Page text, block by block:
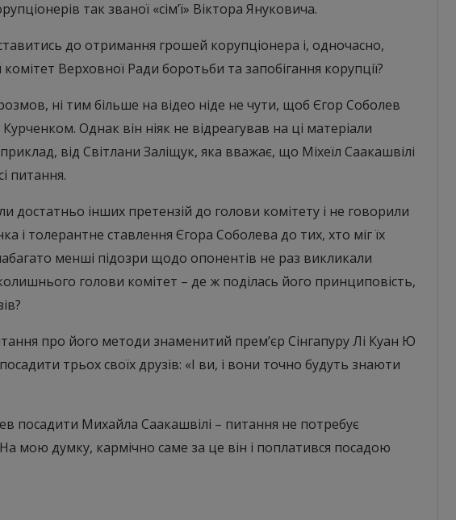
так званої «сім’ї» Віктора Януковича.
до отримання грошей корупціонера і, одночасно,
Верховної Ради боротьби та запобігання корупції?
ні тим більше на відео ніде не чути, щоб Єгор Соболев
Однак він ніяк не відреагував на ці матеріали
від Світлани Заліщук, яка вважає, що Міхеїл Саакашвілі
питання.
достатньо інших претензій до голови комітету і не говорили
і толерантне ставлення Єгора Соболева до тих, хто міг їх
менші підозри щодо опонентів не раз викликали
голови комітет – де ж поділась його принциповість,
про його методи знаменитий прем’єр Сінгапуру Лі Куан Ю
трьох своїх друзів: «І ви, і вони точно будуть знаюти
посадити Михайла Саакашвілі – питання не потребує
На мою думку, кармічно саме за це він і поплатився посадою